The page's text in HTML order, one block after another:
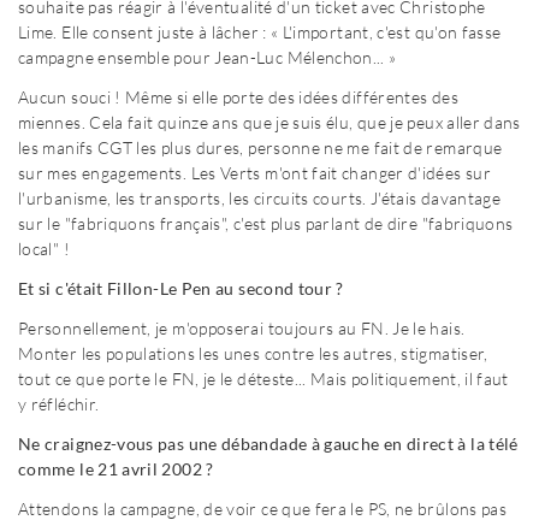
souhaite pas réagir à l'éventualité d'un ticket avec Christophe
Lime. Elle consent juste à lâcher : « L'important, c'est qu'on fasse
campagne ensemble pour Jean-Luc Mélenchon... »
Aucun souci ! Même si elle porte des idées différentes des
miennes. Cela fait quinze ans que je suis élu, que je peux aller dans
les manifs CGT les plus dures, personne ne me fait de remarque
sur mes engagements. Les Verts m'ont fait changer d'idées sur
l'urbanisme, les transports, les circuits courts. J'étais davantage
sur le "fabriquons français", c'est plus parlant de dire "fabriquons
local" !
Et si c'était Fillon-Le Pen au second tour ?
Personnellement, je m'opposerai toujours au FN. Je le hais.
Monter les populations les unes contre les autres, stigmatiser,
tout ce que porte le FN, je le déteste... Mais politiquement, il faut
y réfléchir.
Ne craignez-vous pas une débandade à gauche en direct à la télé
comme le 21 avril 2002 ?
Attendons la campagne, de voir ce que fera le PS, ne brûlons pas